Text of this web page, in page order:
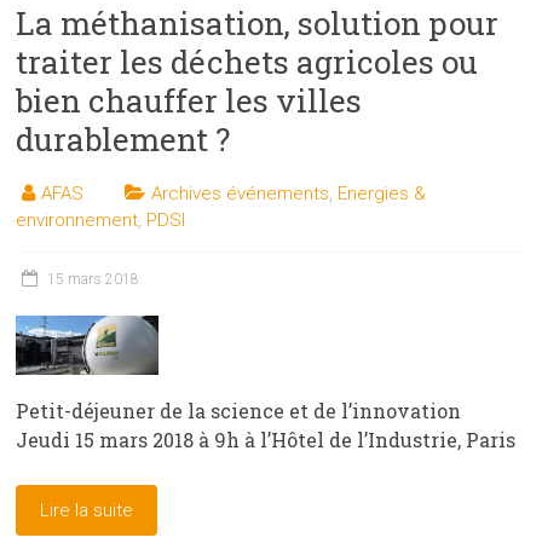
La méthanisation, solution pour
traiter les déchets agricoles ou
bien chauffer les villes
durablement ?
AFAS Archives événements, Energies &
environnement, PDSI
15 mars 2018
Petit-déjeuner de la science et de l’innovation
Jeudi 15 mars 2018 à 9h à l’Hôtel de l’Industrie, Paris
Lire la suite